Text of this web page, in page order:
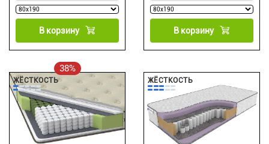
В корзину В корзину
38%
ЖЁСТКОСТЬ ЖЁСТКОСТЬ